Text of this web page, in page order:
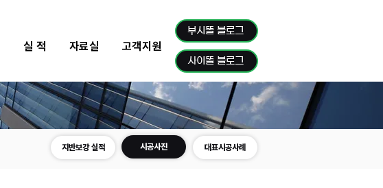
실 적 자료실 고객지원
부시똘 블로그
사이똘 블로그
지반보강 실적 시공사진 대표시공사례